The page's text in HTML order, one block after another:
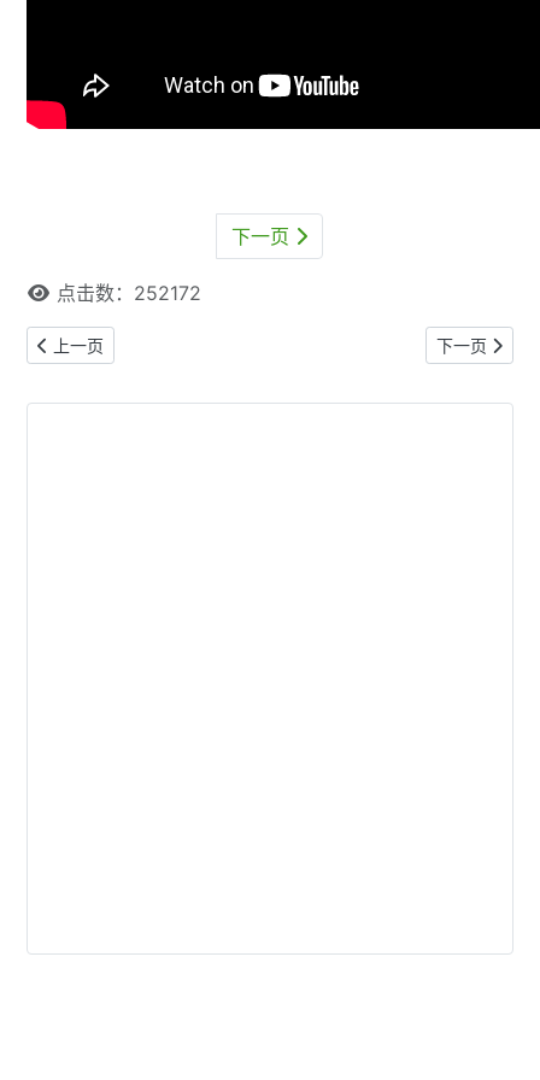
下一页
点击数：252172
上一篇文章: Portugal Day Parade 2026多伦多葡萄牙日大游行本
上一页 下一篇文章:
下一页